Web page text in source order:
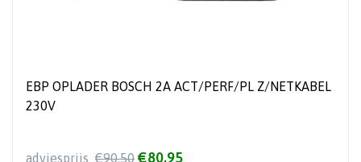
EBP OPLADER BOSCH 2A ACT/PERF/PL Z/NETKABEL
230V
adviesprijs €90,50 €80,95